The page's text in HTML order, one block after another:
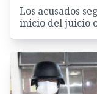
Los acusados
inicio del juicio